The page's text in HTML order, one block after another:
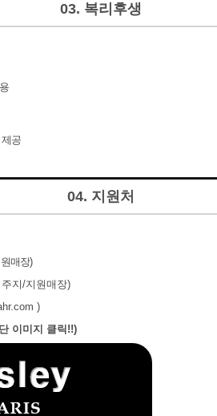
03. 복리후생
공
04. 지원처
매장)
지/지원매장)
)
이미지 클릭!!)